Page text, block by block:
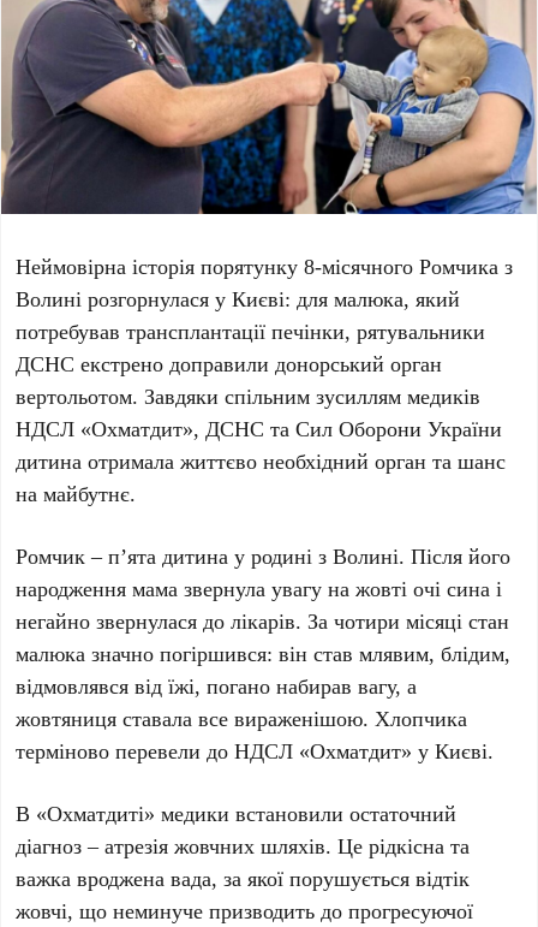
Неймовірна історія порятунку8-місячного Ромчика з
Волині розгорнулася уКиєві: для малюка, який
потребував трансплантації печінки, рятувальники
ДСНС екстрено доправили донорський орган
вертольотом. Завдяки спільним зусиллям медиків
НДСЛ «Охматдит»,ДСНС таСил Оборони України
дитина отримала життєво необхідний орган та шанс
на майбутнє.
Ромчик – п’ята дитина у родині зВолині. Після його
народження мама звернула увагу на жовті очі сина і
негайно звернулася до лікарів. Зачотири місяці стан
малюка значно погіршився: він став млявим, блідим,
відмовлявся від їжі, погано набирав вагу, а
жовтяниця ставала все вираженішою. Хлопчика
терміново перевели доНДСЛ «Охматдит» уКиєві.
В «Охматдиті» медики встановили остаточний
діагноз –атрезія жовчних шляхів. Це рідкісна та
важка вроджена вада, за якої порушується відтік
жовчі, що неминуче призводить до прогресуючої